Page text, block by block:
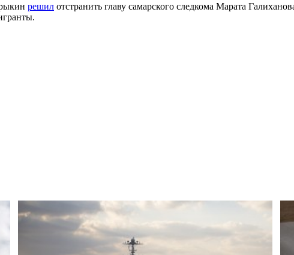
решил отстранить главу самарского следкома Марата